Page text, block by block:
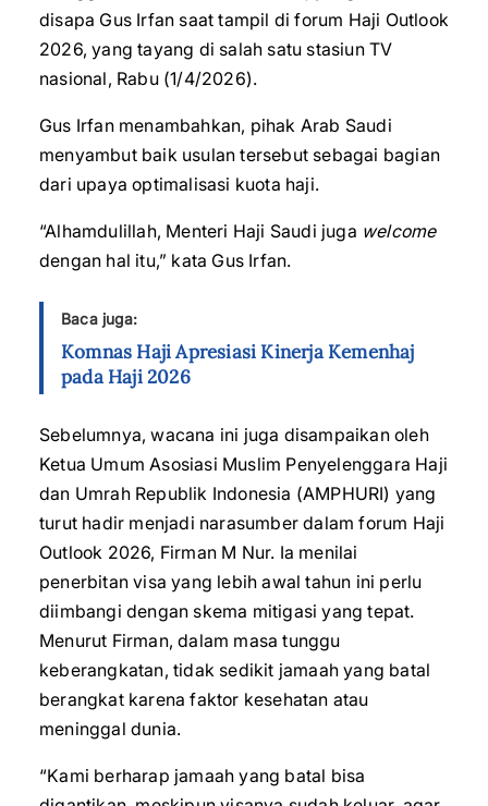
disapa Gus Irfan saat tampil di forum Haji Outlook
2026, yang tayang di salah satu stasiun TV
nasional, Rabu (1/4/2026).
Gus Irfan menambahkan, pihak Arab Saudi
menyambut baik usulan tersebut sebagai bagian
dari upaya optimalisasi kuota haji.
“Alhamdulillah, Menteri Haji Saudi juga welcome
dengan hal itu,” kata Gus Irfan.
Baca juga:
Komnas Haji Apresiasi Kinerja Kemenhaj
pada Haji 2026
Sebelumnya, wacana ini juga disampaikan oleh
Ketua Umum Asosiasi Muslim Penyelenggara Haji
dan Umrah Republik Indonesia (AMPHURI) yang
turut hadir menjadi narasumber dalam forum Haji
Outlook 2026, Firman M Nur. Ia menilai
penerbitan visa yang lebih awal tahun ini perlu
diimbangi dengan skema mitigasi yang tepat.
Menurut Firman, dalam masa tunggu
keberangkatan, tidak sedikit jamaah yang batal
berangkat karena faktor kesehatan atau
meninggal dunia.
“Kami berharap jamaah yang batal bisa